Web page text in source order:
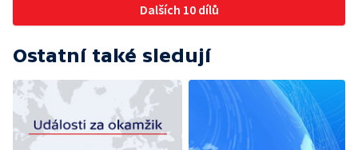
Dalších 10 dílů
Ostatní také sledují